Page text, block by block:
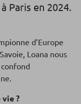
Paris en 2024.
d’Europe
Loana nous
?